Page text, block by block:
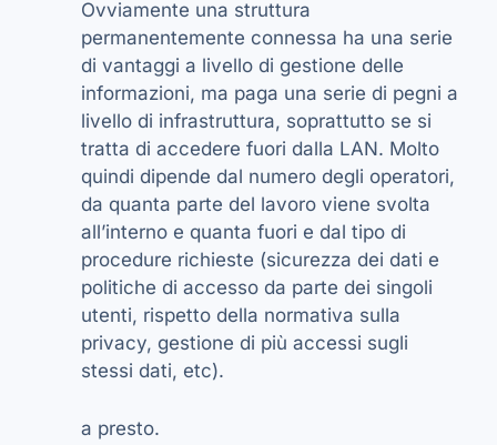
Ovviamente una struttura
permanentemente connessa ha una serie
di vantaggi a livello di gestione delle
informazioni, ma paga una serie di pegni a
livello di infrastruttura, soprattutto se si
tratta di accedere fuori dalla LAN. Molto
quindi dipende dal numero degli operatori,
da quanta parte del lavoro viene svolta
all’interno e quanta fuori e dal tipo di
procedure richieste (sicurezza dei dati e
politiche di accesso da parte dei singoli
utenti, rispetto della normativa sulla
privacy, gestione di più accessi sugli
stessi dati, etc).
a presto.